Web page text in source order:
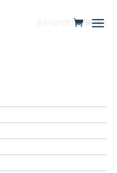
/ / 홈카페 세트